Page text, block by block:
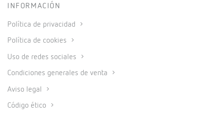
INFORMACIÓN
Política de privacidad
Política de cookies
Uso de redes sociales
Condiciones generales de venta
Aviso legal
Código ético